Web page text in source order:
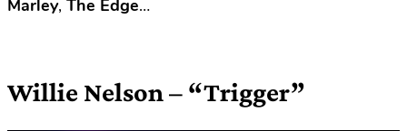
Marley, The Edge…
Willie Nelson – “Trigger”